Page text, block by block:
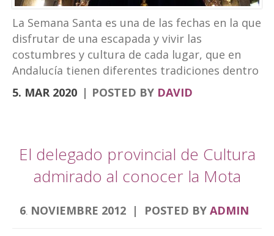
banderolas que el Ayuntamiento ha instalado
en la fachada de Palacio Abacial y el entorno de
Capuchinos, en el Paseo de los Álamos. El
cartel de la Semana […]
La Semana Santa es una de las fechas en la que
disfrutar de una escapada y vivir las
costumbres y cultura de cada lugar, que en
Andalucía tienen diferentes tradiciones dentro
de la Semana Santa. Desde el Hotel
Torrepalma te traemos una escapad diferente.
hacer en viajes cortos. Semana Santa Alcalá la
Real, roadtrip Córdoba, Granada y Jaén
Comenzamos por la Semana Santa de Alcalá la
Nuestra Semana de pasión es única sin duda
5. MAR 2020 POSTED BY DAVID
El delegado provincial de Cultura
admirado al conocer la Mota
6. NOVIEMBRE 2012 POSTED BY ADMIN